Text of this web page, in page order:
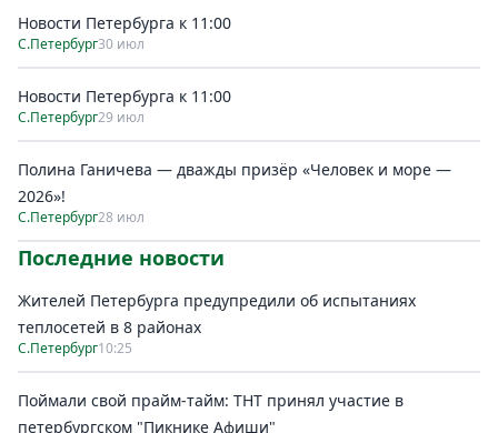
Новости Петербурга к 11:00
С.Петербург30 июл
Новости Петербурга к 11:00
С.Петербург29 июл
Полина Ганичева — дважды призёр «Человек и море —
2026»!
С.Петербург28 июл
Последние новости
Жителей Петербурга предупредили об испытаниях
теплосетей в 8 районах
С.Петербург10:25
Поймали свой прайм-тайм: ТНТ принял участие в
петербургском "Пикнике Афиши"